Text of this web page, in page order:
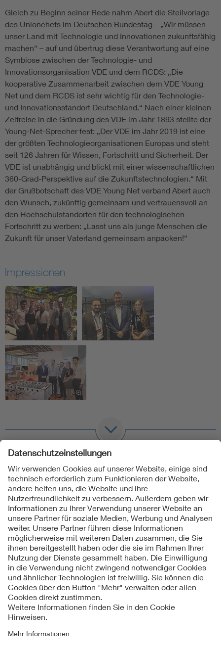
Gleich zu Beginn seiner Rede nahm Abert die Steilvorlage
des Unionchefs im Deutschen Bundestag – „Wir müssen
unser Land mit Technologie und Innovationen zukunftsfähig
machen“ – auf und übertrug diese Verantwortung auf eine
Symbiose zwischen der Technologie- und
Innovationsorganisation VDE und dem RCDS: „Die
kooperative Zusammenarbeit zwischen dem VDE Young
Net und dem RCDS ist sehr wichtig für den Technologie-
und Innovationsstandort Deutschland.“ Nach einer kleinen
Zeitreise in die Gründung des VDE im Jahr 1893 stellte der
Young-Net-Sprecher fest: „Der VDE im Jahr 2019 ist eine
der größten Technologieorganisationen Europas und steht
seit 126 Jahren für Wissen, Fortschritt und Sicherheit. Der
VDE ist unabhängig und blickt mit einer wissenschaftlichen
360-Grad-Perspektive auf die Zukunftstechnologien.“ Mit
der Grußbotschaft des VDE Young Net verband Abert auch
den Wunsch, zukünftig gemeinsam und vertrauensvoll an
den Hochschulstandorten für den technologischen
Fortschritt zu werben: „Lasst uns als junge Menschen die
Zukunft für unser Vaterland gemeinsam anpacken!“
Impressionen
Folgen Sie uns
Kontakte
Service
Impressum
Datenschutzinformationen
Cookie Hinweise